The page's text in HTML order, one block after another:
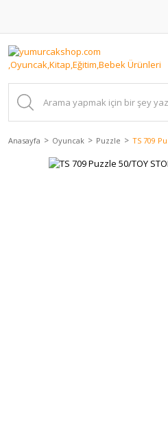
Anasayfa Oyuncak Puzzle TS 709